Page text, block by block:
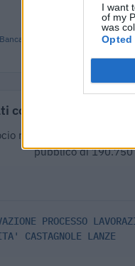
I want
of my
was
Opted
2013-05-08
Dati Nazionale Contratti
con fondi europei
risulta beneficiaria di
pubblico di
PROCESSO
CASTAGNOLE LANZE